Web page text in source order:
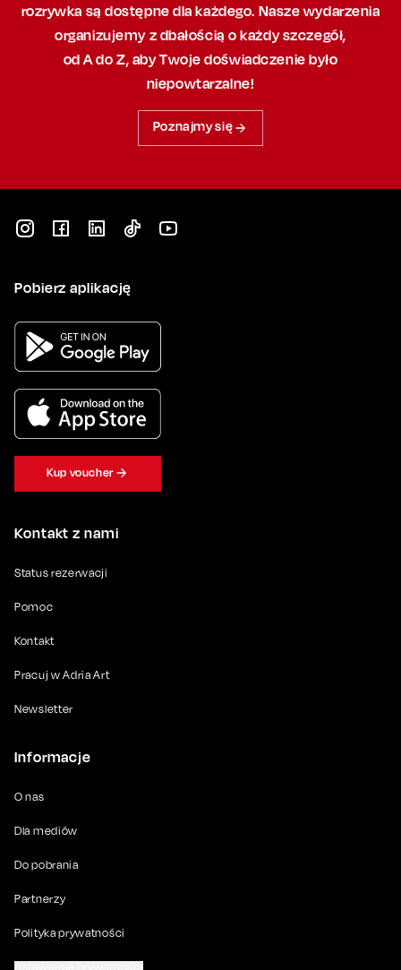
rozrywka są dostępne dla każdego. Nasze wydarzenia
organizujemy z dbałością o każdy szczegół,
od A do Z, abyTwoje doświadczenie było
niepowtarzalne!
Poznajmy się
Kontakt z nami
Status rezerwacji
Pomoc
Kontakt
Pracuj w Adria Art
Newsletter
Informacje
O nas
Dla mediów
Do pobrania
Partnerzy
Polityka prywatności
Pobierz aplikację
Kup voucher